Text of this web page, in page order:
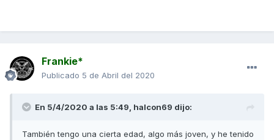
Frankie*
Publicado 5 de Abril del 2020
En 5/4/2020 a las 5:49, halcon69 dijo:
También tengo una cierta edad, algo más joven, y he tenido